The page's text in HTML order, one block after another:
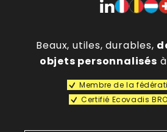
Beaux, utiles, durables,
objets personnalisés
Membre de la
Certifié Ecovadis